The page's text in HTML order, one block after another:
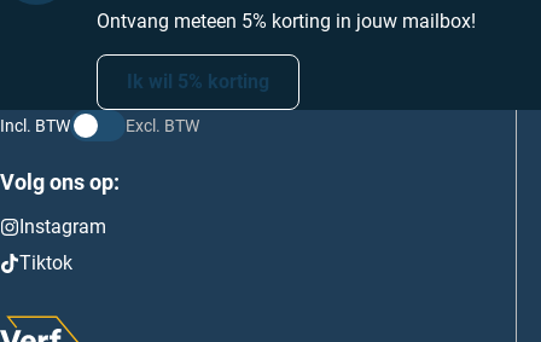
Ontvang meteen 5% korting in jouw mailbox!
Ik wil 5% korting
Incl. BTW Excl. BTW
Volg ons op:
Instagram
Tiktok